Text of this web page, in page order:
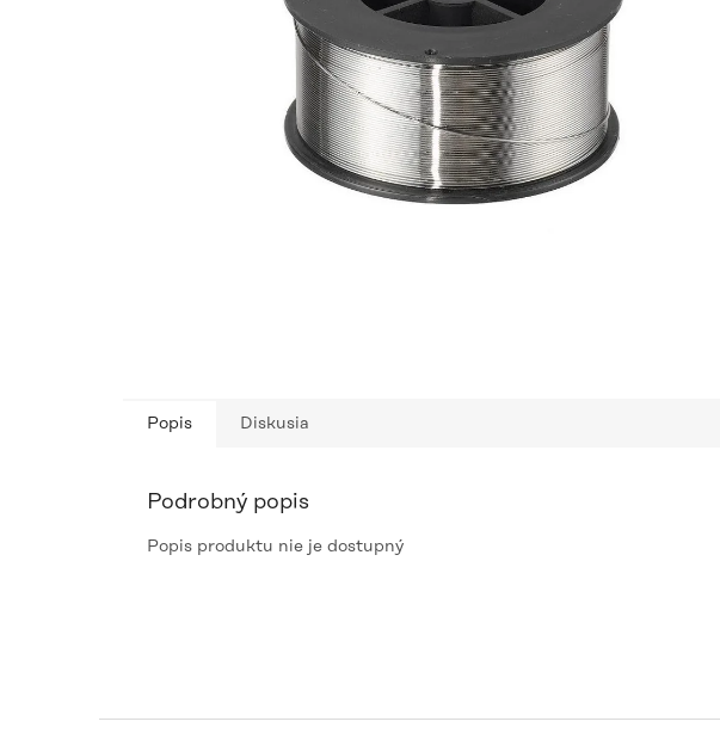
Popis Diskusia
Podrobný popis
Popis produktu nie je dostupný